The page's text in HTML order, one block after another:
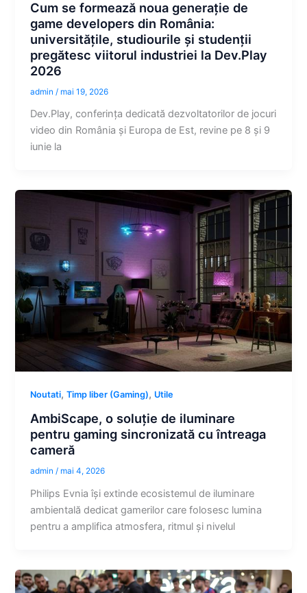
Cum se formează noua generație de
game developers din România:
universitățile, studiourile și studenții
pregătesc viitorul industriei la Dev.Play
2026
admin / mai 19, 2026
Dev.Play, conferința dedicată dezvoltatorilor de jocuri
video din România și Europa de Est, revine pe 8 și 9
iunie la
Noutati,Timp liber (Gaming), Utile
AmbiScape, o soluție de iluminare
pentru gaming sincronizată cu întreaga
cameră
admin/ mai 4, 2026
Philips Evnia își extinde ecosistemul de iluminare
ambientală dedicat gamerilor care folosesc lumina
pentru a amplifica atmosfera, ritmul și nivelul